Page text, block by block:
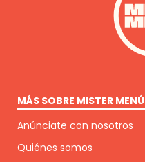
MÁS SOBRE MISTER MENÚ
Anúnciate con nosotros
Quiénes somos